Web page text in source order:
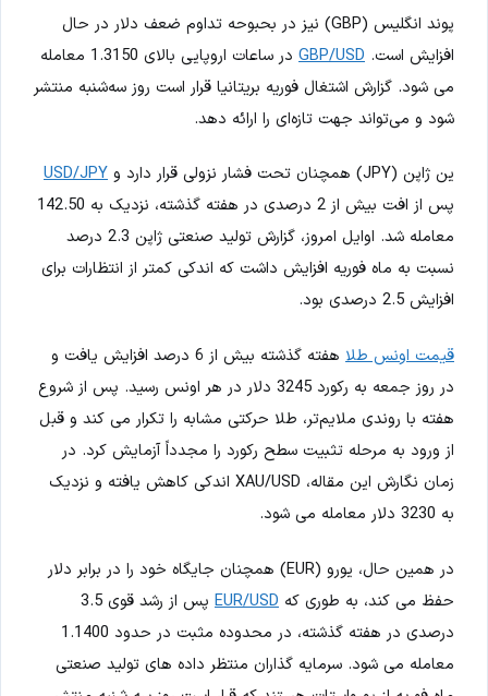
پوند انگلیس (GBP) نیز در بحبوحه تداوم ضعف دلار در حال
افزایش است. GBP/USD
در ساعات اروپایی بالای 1.3150 معامله
می شود. گزارش اشتغال فوریه بریتانیا قرار است روز سه‌شنبه منتشر
شود و می‌تواند جهت تازه‌ای را ارائه دهد.
ین ژاپن (JPY) همچنان تحت فشار نزولی قرار دارد و
USD/JPY
پس از افت بیش از 2 درصدی در هفته گذشته، نزدیک به 142.50
معامله شد. اوایل امروز، گزارش تولید صنعتی ژاپن 2.3 درصد
نسبت به ماه فوریه افزایش داشت که اندکی کمتر از انتظارات برای
افزایش 2.5 درصدی بود.
قیمت اونس طلا
هفته گذشته بیش از 6 درصد افزایش یافت و
در روز جمعه به رکورد 3245 دلار در هر اونس رسید. پس از شروع
هفته با روندی ملایم‌تر، طلا حرکتی مشابه را تکرار می کند و قبل
از ورود به مرحله تثبیت سطح رکورد را مجدداً آزمایش کرد. در
زمان نگارش این مقاله، XAU/USD اندکی کاهش یافته و نزدیک
به 3230 دلار معامله می شود.
در همین حال، یورو (EUR) همچنان جایگاه خود را در برابر دلار
حفظ می کند، به طوری که EUR/USD
پس از رشد قوی 3.5
درصدی در هفته گذشته، در محدوده مثبت در حدود 1.1400
معامله می شود. سرمایه گذاران منتظر داده های تولید صنعتی